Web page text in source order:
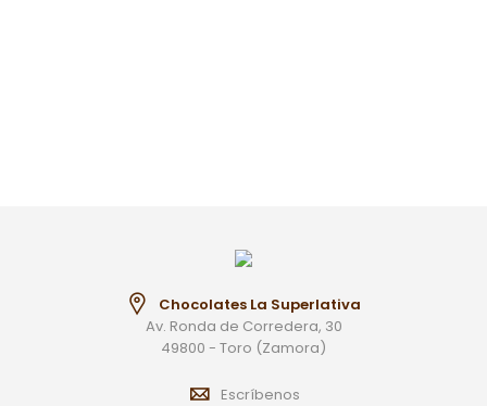
Chocolates La Superlativa
Av. Ronda de Corredera, 30
49800 - Toro (Zamora)
Escríbenos